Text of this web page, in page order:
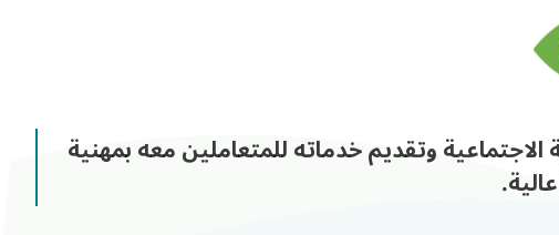
وتقديم خدماته للمتعاملين معه بمهنية